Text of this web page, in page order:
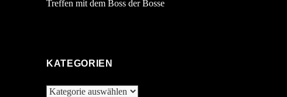
Treffen mit dem Boss der Bosse
KATEGORIEN
Kategorien